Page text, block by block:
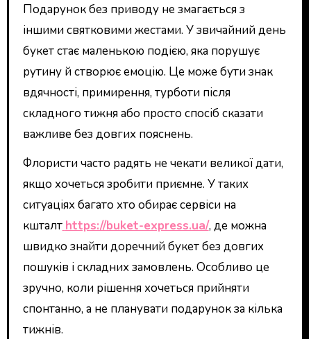
Подарунок без приводу не змагається з
іншими святковими жестами. У звичайний день
букет стає маленькою подією, яка порушує
рутину й створює емоцію. Це може бути знак
вдячності, примирення, турботи після
складного тижня або просто спосіб сказати
важливе без довгих пояснень.
Флористи часто радять не чекати великої дати,
якщо хочеться зробити приємне. У таких
ситуаціях багато хто обирає сервіси на
кшталт https://buket-express.ua/, де можна
швидко знайти доречний букет без довгих
пошуків і складних замовлень. Особливо це
зручно, коли рішення хочеться прийняти
спонтанно, а не планувати подарунок за кілька
тижнів.